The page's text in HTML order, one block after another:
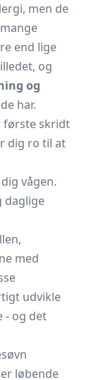
men de
end lige
og
og
har.
første skridt
dig ro til at
vågen.
daglige
med
udvikle
- og det
løbende